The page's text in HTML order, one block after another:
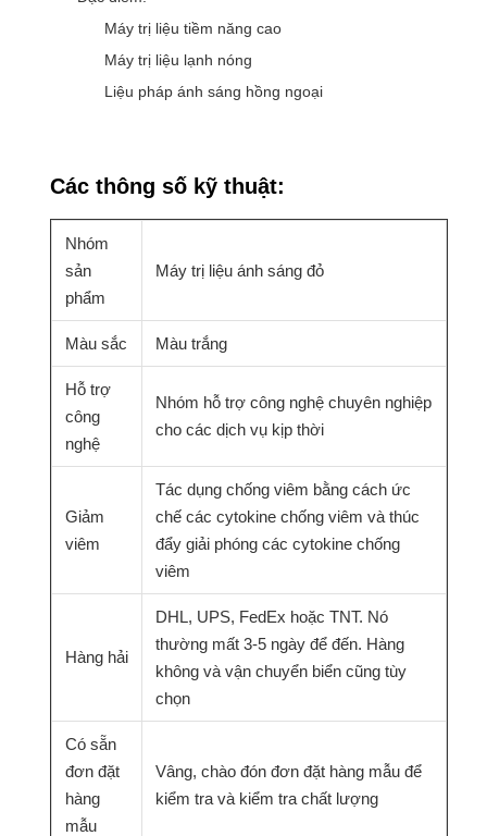
Máy trị liệu tiềm năng cao
Máy trị liệu lạnh nóng
Liệu pháp ánh sáng hồng ngoại
Các thông số kỹ thuật:
Nhóm
sản
phẩm
Máy trị liệu ánh sáng đỏ
Màu sắc Màu trắng
Hỗ trợ
công
nghệ
Nhóm hỗ trợ công nghệ chuyên nghiệp
cho các dịch vụ kịp thời
Giảm
viêm
Tác dụng chống viêm bằng cách ức
chế các cytokine chống viêm và thúc
đẩy giải phóng các cytokine chống
viêm
Hàng hải
DHL, UPS, FedEx hoặc TNT. Nó
thường mất 3-5 ngày để đến. Hàng
không và vận chuyển biển cũng tùy
chọn
Có sẵn
đơn đặt
hàng
mẫu
Vâng, chào đón đơn đặt hàng mẫu để
kiểm tra và kiểm tra chất lượng